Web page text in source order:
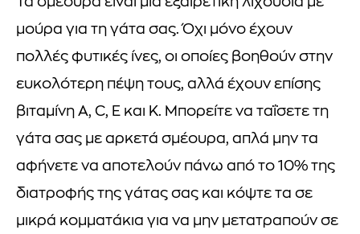
μούρα για τη γάτα σας. Όχι μόνο έχουν
πολλές φυτικές ίνες, οι οποίες βοηθούν στην
ευκολότερη πέψη τους, αλλά έχουν επίσης
βιταμίνη Α, C, Ε και Κ. Μπορείτε να ταΐσετε τη
γάτα σας με αρκετά σμέουρα, απλά μην τα
αφήνετε να αποτελούν πάνω από το 10% της
διατροφής της γάτας σας και κόψτε τα σε
μικρά κομματάκια για να μην μετατραπούν σε